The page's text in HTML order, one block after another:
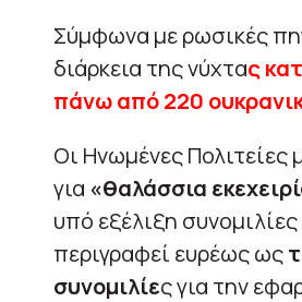
Σύμφωνα με ρωσικές
διάρκεια της νύχτας
πάνω από 220
Οι Ηνωμένες Πολιτείες
για «θαλάσσια
υπό εξέλιξη
περιγραφεί ευρέως ως
συνομιλίες για την